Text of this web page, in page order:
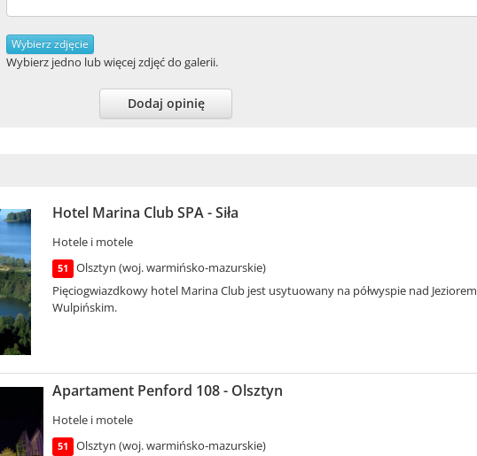
Wybierz zdjęcie
Wybierz jedno lub więcej zdjęć do galerii.
Dodaj opinię
Hotel Marina Club SPA - Siła
Hotele i motele
51
Olsztyn (woj. warmińsko-mazurskie)
Pięciogwiazdkowy hotel Marina Club jest usytuowany na półwyspie nad Jeziorem
Wulpińskim.
Apartament Penford 108 - Olsztyn
Hotele i motele
51
Olsztyn (woj. warmińsko-mazurskie)